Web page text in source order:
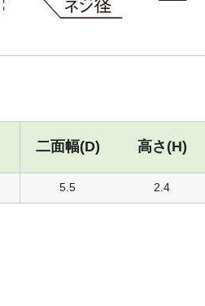
二面幅(D) 高さ(H)
5.5 2.4